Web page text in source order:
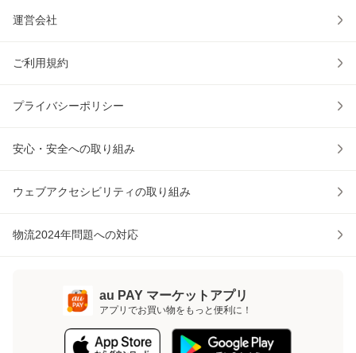
運営会社
ご利用規約
プライバシーポリシー
安心・安全への取り組み
ウェブアクセシビリティの取り組み
物流2024年問題への対応
au PAY マーケットアプリ
アプリでお買い物をもっと便利に！